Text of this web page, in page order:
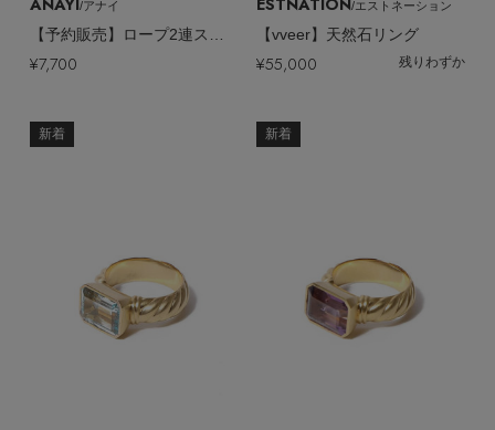
/アナイ
¥7,700
/エストネーション
【vveer】天然石リング
¥55,000 残りわずか
新着 新着